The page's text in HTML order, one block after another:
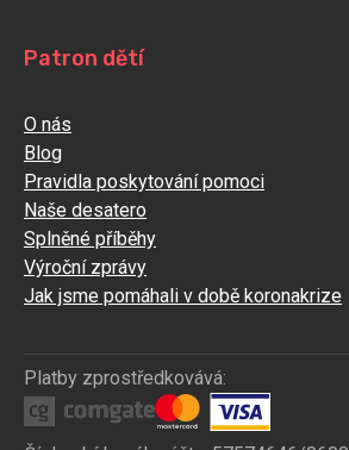
Patron dětí
O nás
Blog
Pravidla poskytování pomoci
Naše desatero
Splněné příběhy
Výroční zprávy
Jak jsme pomáhali v době koronakrize
Platby zprostředkovává: